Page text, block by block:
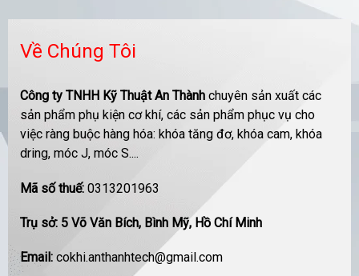
Về Chúng Tôi
Công ty TNHH Kỹ Thuật An Thành chuyên sản xuất các
sản phẩm phụ kiện cơ khí, các sản phẩm phục vụ cho
việc ràng buộc hàng hóa: khóa tăng đơ, khóa cam, khóa
dring, móc J, móc S....
Mã số thuế: 0313201963
Trụ sở: 5 Võ Văn Bích, Bình Mỹ, Hồ Chí Minh
Email: cokhi.anthanhtech@gmail.com